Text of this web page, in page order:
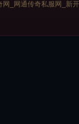
网_网通传奇私服网_新